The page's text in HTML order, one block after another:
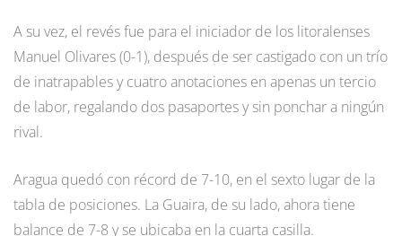
A su vez, el revés fue para el iniciador de los litoralenses
Manuel Olivares (0-1), después de ser castigado con un trío
de inatrapables y cuatro anotaciones en apenas un tercio
de labor, regalando dos pasaportes y sin ponchar a ningún
rival.
Aragua quedó con récord de 7-10, en el sexto lugar de la
tabla de posiciones. La Guaira, de su lado, ahora tiene
balance de 7-8 y se ubicaba en la cuarta casilla.